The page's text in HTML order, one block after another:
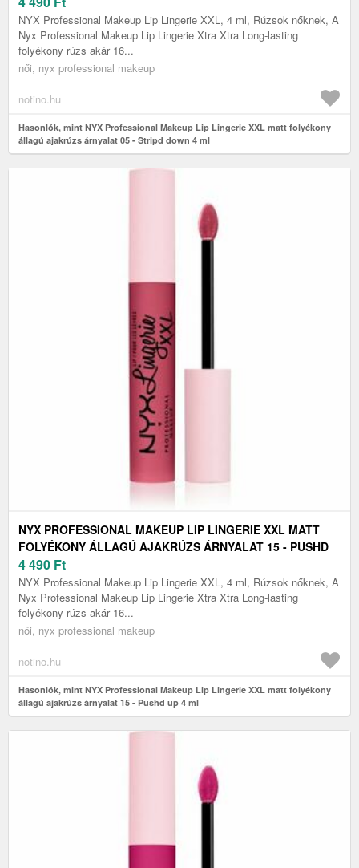
NYX Professional Makeup Lip Lingerie XXL, 4 ml, Rúzsok nőknek, A
Nyx Professional Makeup Lip Lingerie Xtra Xtra Long-lasting
folyékony rúzs akár 16...
női, nyx professional makeup
notino.hu
Hasonlók, mint NYX Professional Makeup Lip Lingerie XXL matt folyékony
állagú ajakrúzs árnyalat 05 - Stripd down 4 ml
NYX PROFESSIONAL MAKEUP LIP LINGERIE XXL MATT
FOLYÉKONY ÁLLAGÚ AJAKRÚZS ÁRNYALAT 15 - PUSHD
UP 4 ML
4 490 Ft
NYX Professional Makeup Lip Lingerie XXL, 4 ml, Rúzsok nőknek, A
Nyx Professional Makeup Lip Lingerie Xtra Xtra Long-lasting
folyékony rúzs akár 16...
női, nyx professional makeup
notino.hu
Hasonlók, mint NYX Professional Makeup Lip Lingerie XXL matt folyékony
állagú ajakrúzs árnyalat 15 - Pushd up 4 ml